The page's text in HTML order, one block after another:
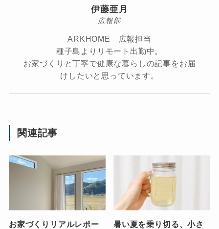
伊藤亜月
広報部
ARKHOME 広報担当
種子島よりリモート出勤中。
お家づくりと丁寧で健康な暮らしの記事をお届
けしたいと思っています。
関連記事
お家づくりリアルレポー
暑い夏を乗り切る、小さ